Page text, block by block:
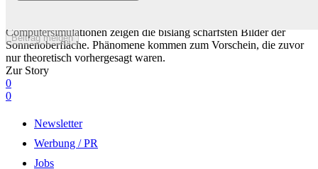
Beitrag melden
Computersimulationen zeigen die bislang schärfsten Bilder der
Sonnenoberfläche. Phänomene kommen zum Vorschein, die zuvor
nur theoretisch vorhergesagt waren.
Zur Story
0
0
Newsletter
Werbung / PR
Jobs